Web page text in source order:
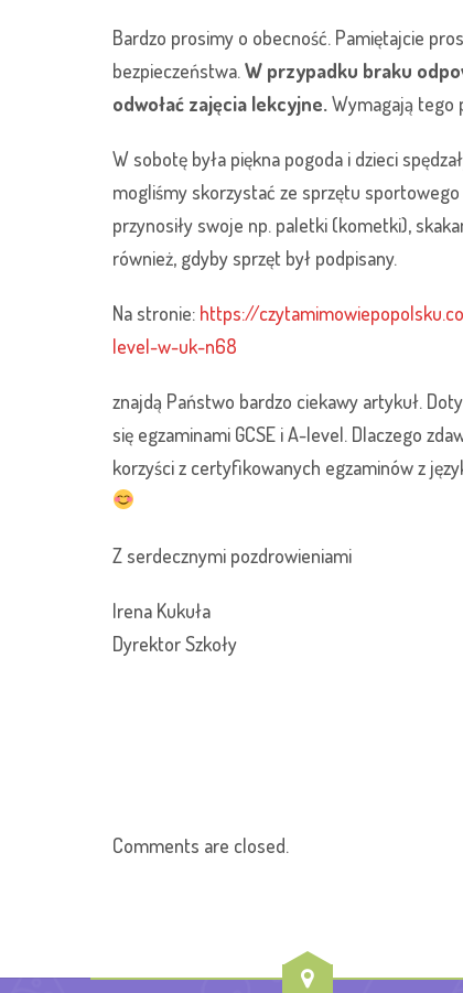
Bardzo prosimy o obecność. Pamiętajcie
bezpieczeństwa. W przypadku braku
odwołać zajęcia lekcyjne.Wymagają tego
W sobotę była piękna pogoda i dzieci
mogliśmy skorzystać ze sprzętu sportowego
przynosiły swoje np. paletki (kometki),
również, gdyby sprzęt był podpisany.
Na stronie: https://
level-w-uk-n68
znajdą Państwo bardzo ciekawy artykuł.
się egzaminami GCSE i A-level. Dlaczego
korzyści z certyfikowanych egzaminów z
Z serdecznymi pozdrowieniami
Irena Kukuła
Dyrektor Szkoły
Comments are closed.